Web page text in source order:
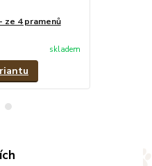
ze 4 pramenů
skladem